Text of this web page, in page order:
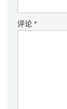
评论 *